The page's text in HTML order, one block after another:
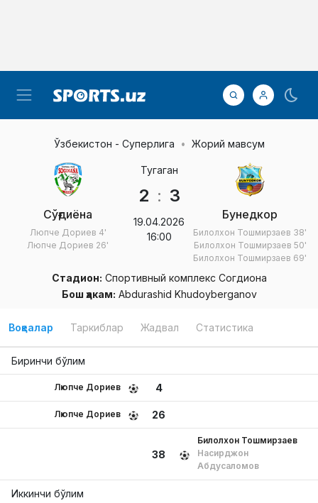
Ўзбекистон - Суперлига Жорий мавсум
Сўғдиёна
Люпче Дориев 4'
Люпче Дориев 26'
Тугаган
2 : 3
19.04.2026
16:00
Бунедкор
Билолхон Тошмирзаев 38'
Билолхон Тошмирзаев 50'
Билолхон Тошмирзаев 69'
Стадион: Спортивный комплекс Согдиона
Бош ҳакам: Abdurashid Khudoyberganov
Воқеалар Таркиблар Жадвал Статистика
Биринчи бўлим
4
Люпче Дориев
26
Люпче Дориев
38
Билолхон Тошмирзаев
Насирджон
Абдусаломов
Иккинчи бўлим